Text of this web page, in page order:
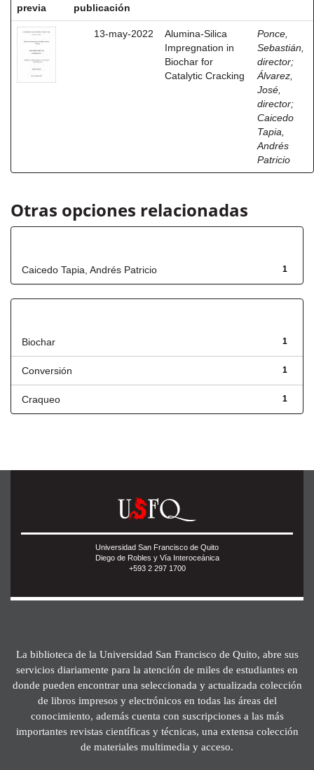
previa
publicación
13-may-2022
Alumina-Silica
Impregnation in
Biochar for
Catalytic Cracking
Ponce,
Sebastián,
director;
Álvarez,
José,
director;
Caicedo
Tapia,
Andrés
Patricio
Otras opciones relacionadas
1
Caicedo Tapia, Andrés Patricio
1
Biochar
1
Conversión
1
Craqueo
Universidad San Francisco de Quito
Diego de Robles y Vía Interoceánica
+593 2 297 1700
La biblioteca de la Universidad San Francisco de Quito, abre sus
servicios diariamente para la atención de miles de estudiantes en
donde pueden encontrar una seleccionada y actualizada colección
de libros impresos y electrónicos en todas las áreas del
conocimiento, además cuenta con suscripciones a las más
importantes revistas científicas y técnicas, una extensa colección
de materiales multimedia y acceso.